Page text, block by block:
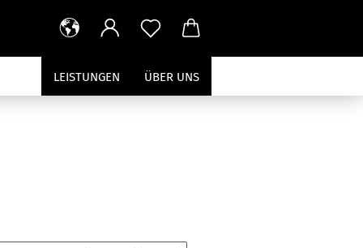
LEISTUNGEN ÜBER UNS